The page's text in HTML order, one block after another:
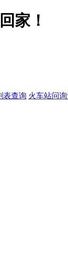
家！
表查询 火车站问